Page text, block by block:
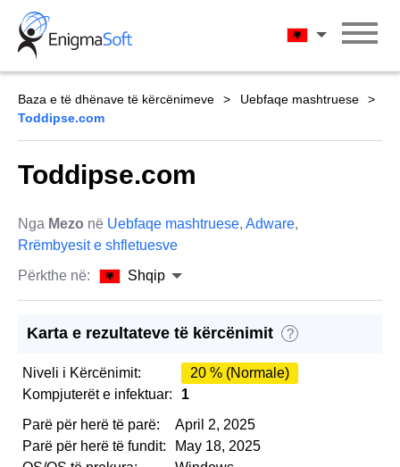
Skip
content
Shqip
Baza e të dhënave të kërcënimeve
Uebfaqe mashtruese
Toddipse.com
Toddipse.com
Nga Mezo në Uebfaqe mashtruese, Adware,
Rrëmbyesit e shfletuesve
Përkthe në:
Shqip
Karta e rezultateve të kërcënimit ?
Niveli i Kërcënimit:
20 % (Normale)
Kompjuterët e infektuar:
1
Parë për herë të parë:
April 2, 2025
Parë për herë të fundit:
May 18, 2025